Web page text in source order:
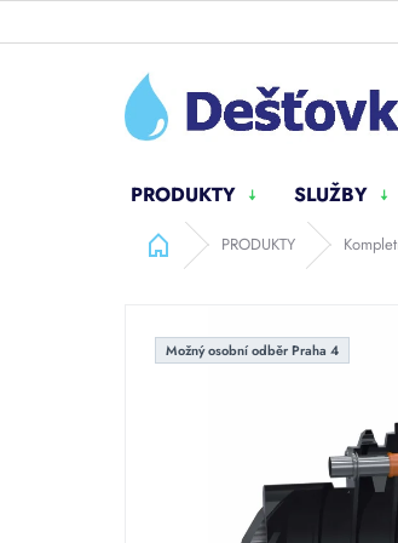
PRODUKTY SLUŽBY
Domů PRODUKTY
Možný osobní odběr Praha 4